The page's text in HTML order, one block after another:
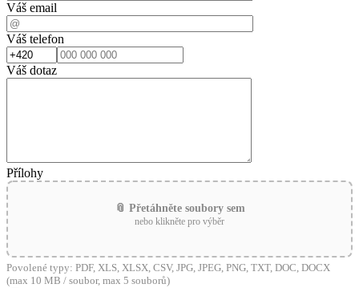
Váš email
Váš telefon
Váš dotaz
Přílohy
📎 Přetáhněte soubory sem
nebo klikněte pro výběr
Povolené typy: PDF, XLS, XLSX, CSV, JPG, JPEG, PNG, TXT, DOC, DOCX
(max 10 MB / soubor, max 5 souborů)